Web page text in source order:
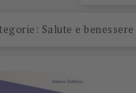
Salute e benessere